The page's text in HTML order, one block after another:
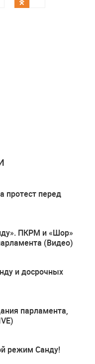
протест перед
ПКРМ и «Шор»
(Видео)
и досрочных
парламента,
режим Санду!